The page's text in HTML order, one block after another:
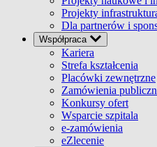
Projekty
Dla partnerów i
Współpraca
Kariera
Strefa kształcenia
Placówki zewnętrzne
Zamówienia
Konkursy ofert
Wsparcie szpitala
e-zamówienia
eZlecenie